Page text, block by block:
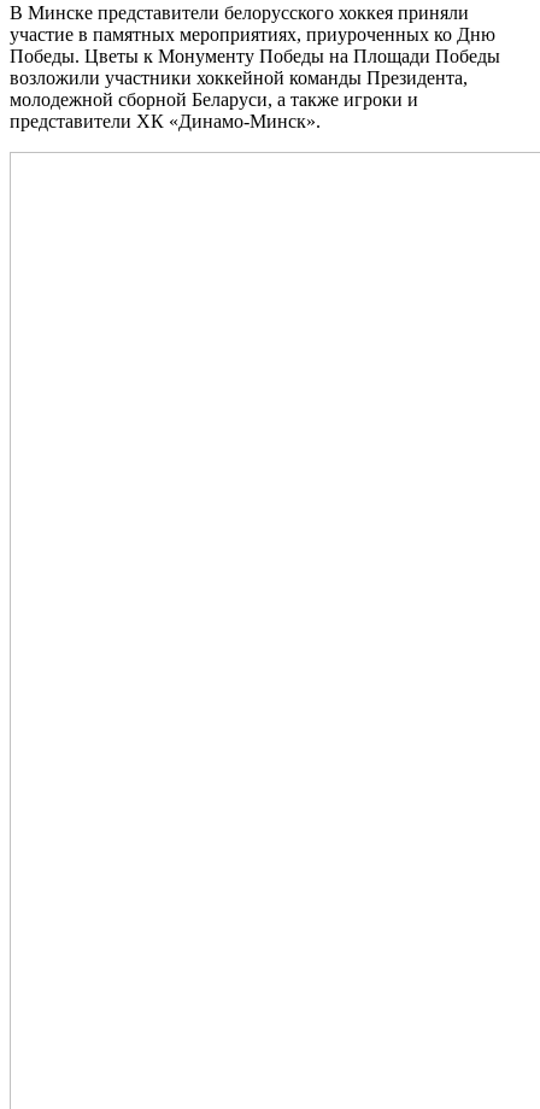
В Минске представители белорусского хоккея приняли
участие в памятных мероприятиях, приуроченных ко Дню
Победы. Цветы к Монументу Победы на Площади Победы
возложили участники хоккейной команды Президента,
молодежной сборной Беларуси, а также игроки и
представители ХК «Динамо‑Минск».